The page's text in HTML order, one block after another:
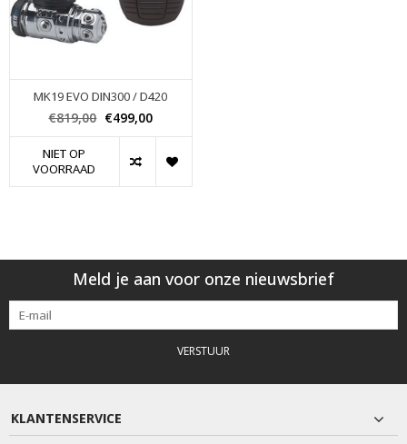
MK19 EVO DIN300 / D420
€819,00 €499,00
NIET OP
VOORRAAD
Meld je aan voor onze nieuwsbrief
VERSTUUR
KLANTENSERVICE